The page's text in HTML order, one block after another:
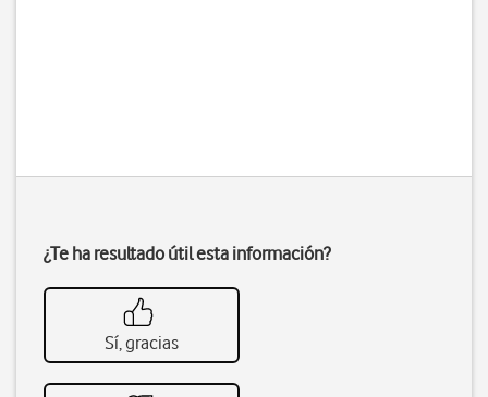
¿Te ha resultado útil esta información?
Sí, gracias